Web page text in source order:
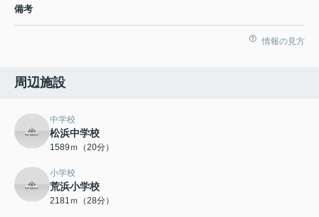
備考
情報の見方
周辺施設
中学校
松浜中学校
1589ｍ（20分）
小学校
荒浜小学校
2181ｍ（28分）